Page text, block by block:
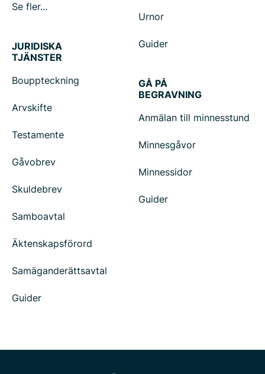
Se fler...
Urnor
Guider
JURIDISKA
TJÄNSTER
Bouppteckning
Arvskifte
Testamente
Gåvobrev
Skuldebrev
Samboavtal
Äktenskapsförord
Samäganderättsavtal
Guider
GÅ PÅ
BEGRAVNING
Anmälan till minnesstund
Minnesgåvor
Minnessidor
Guider